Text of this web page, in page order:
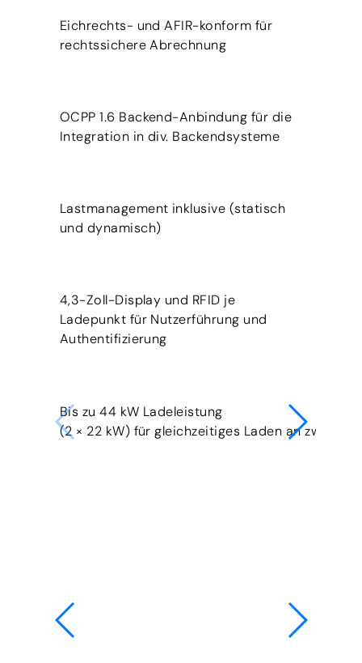
Eichrechts- und AFIR-konform für
rechtssichere Abrechnung
OCPP 1.6 Backend-Anbindung für die
Integration in div. Backendsysteme
Lastmanagement inklusive (statisch
und dynamisch)
4,3-Zoll-Display und RFID je
Ladepunkt für Nutzerführung und
Authentifizierung
Bis zu 44 kW Ladeleistung
(2 × 22 kW) für gleichzeitiges Laden an zwei